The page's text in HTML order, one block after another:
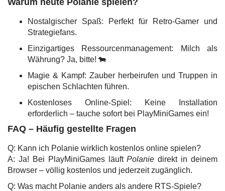
Warum heute Polanie spielen?
Nostalgischer Spaß: Perfekt für Retro-Gamer und
Strategiefans.
Einzigartiges Ressourcenmanagement: Milch als
Währung? Ja, bitte! 🐄
Magie & Kampf: Zauber herbeirufen und Truppen in
epischen Schlachten führen.
Kostenloses Online-Spiel: Keine Installation
erforderlich – tauche sofort bei PlayMiniGames ein!
FAQ – Häufig gestellte Fragen
Q: Kann ich Polanie wirklich kostenlos online spielen?
A: Ja! Bei PlayMiniGames läuftPolanie direkt in deinem
Browser – völlig kostenlos und jederzeit zugänglich.
Q: Was macht Polanie anders als andere RTS-Spiele?